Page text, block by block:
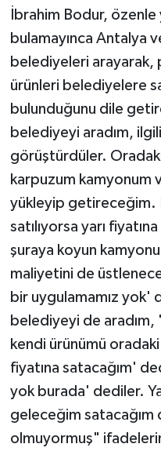
İbrahim Bodur,
bulamayınca Antalya
belediyeleri arayarak,
ürünleri belediyelere
bulunduğunu dile
belediyeyi aradım,
görüştürdüler.
karpuzum kamyonum
yükleyip getireceğim.
satılıyorsa yarı
şuraya koyun
maliyetini de
bir uygulamamız
belediyeyi de
kendi ürünümü
fiyatına satacağım'
yok burada' dediler.
geleceğim satacağım
olmuyormuş"